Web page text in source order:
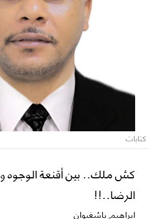
كتابات
كش ملك.. بين أقنعة الوجوه
الرضا..!!
ابراهيم باشغيوان